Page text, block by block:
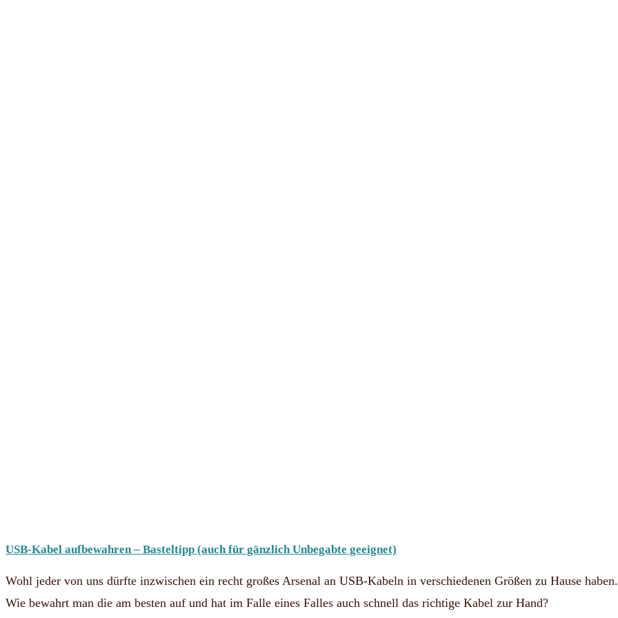
USB-Kabel aufbewahren – Basteltipp (auch für gänzlich Unbegabte geeignet)
Wohl jeder von uns dürfte inzwischen ein recht großes Arsenal an USB-Kabeln in verschiedenen Größen zu Hause haben.
Wie bewahrt man die am besten auf und hat im Falle eines Falles auch schnell das richtige Kabel zur Hand?